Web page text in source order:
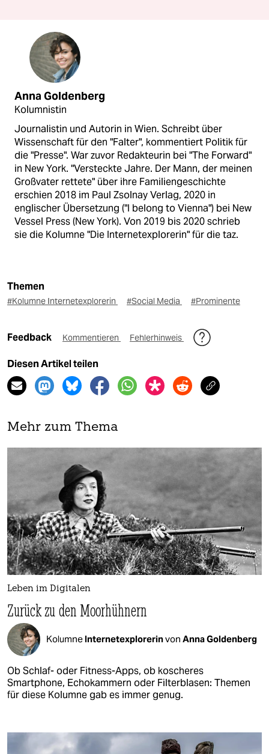
Anna Goldenberg
Kolumnistin
Journalistin und Autorin in Wien. Schreibt über
Wissenschaft für den "Falter", kommentiert Politik für
die "Presse". War zuvor Redakteurin bei "The Forward"
in New York. "Versteckte Jahre. Der Mann, der meinen
Großvater rettete" über ihre Familiengeschichte
erschien 2018 im Paul Zsolnay Verlag, 2020 in
englischer Übersetzung ("I belong to Vienna") bei New
Vessel Press (New York). Von 2019 bis 2020 schrieb
sie die Kolumne "Die Internetexplorerin" für die taz.
Themen
#Kolumne Internetexplorerin #Social Media #Prominente
Feedback Kommentieren Fehlerhinweis
Diesen Artikel teilen
Mehr zum Thema
Leben im Digitalen
Zurück zu den Moorhühnern
Kolumne Internetexplorerinvon Anna Goldenberg
Ob Schlaf- oder Fitness-Apps, ob koscheres
Smartphone, Echokammern oder Filterblasen: Themen
für diese Kolumne gab es immer genug.